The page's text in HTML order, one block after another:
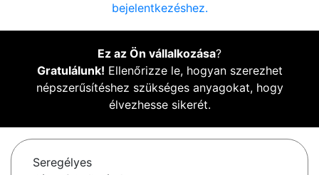
bejelentkezéshez.
Ez az Ön vállalkozása?
Gratulálunk! Ellenőrizze le, hogyan szerezhet
népszerűsítéshez szükséges anyagokat, hogy
élvezhesse sikerét.
Seregélyes